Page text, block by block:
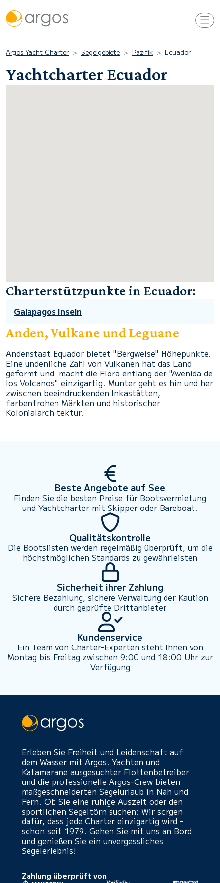
Argos Yacht Charter Segelgebiete Pazifik Ecuador
Yachtcharter Ecuador
Charterstützpunkte in Ecuador:
Galapagos Inseln
Anden, Vulkane und Leguane
Andenstaat Equador bietet "Bergweise" Höhepunkte.
Eine undenliche Zahl von Vulkanen hat das Land
geformt und macht die Flora entlang der "Avenida de
los Volcanos" einzigartig. Munter geht es hin und her
zwischen beeindruckenden Inkastätten,
farbenfrohen Märkten und historischer
Kolonialarchitektur.
Beste Angebote auf See
Finden Sie die besten Preise für Bootsvermietung
und Yachtcharter mit Skipper oder Bareboat.
Qualitätskontrolle
Die Bootslisten werden regelmäßig überprüft, um die
höchstmöglichen Standards zu gewährleisten
Sicherheit ihrer Zahlung
Sichere Bezahlung, sichere Verwaltung der Kaution
durch geprüfte Drittanbieter
Kundenservice
Ein Team von Charter-Experten steht Ihnen von
Montag bis Freitag zwischen 9:00 und 18:00 Uhr zur
Verfügung
Erleben Sie Freiheit und Leidenschaft auf
dem Wasser mit Argos. Yachten und
Katamarane ausgesuchter Flottenbetreiber
und die professionelle Argos-Crew bieten
maßgeschneiderten Segelurlaub in Nah und
Fern. Ob Sie eine ruhige Auszeit oder den
sportlichen Segeltörn suchen: Wir sorgen
dafür, dass jede Charter einzigartig wird -
schon seit 1979. Gehen Sie mit uns an Bord
und genießen Sie ein unvergessliches
Segelerlebnis!
Zahlung überprüft von